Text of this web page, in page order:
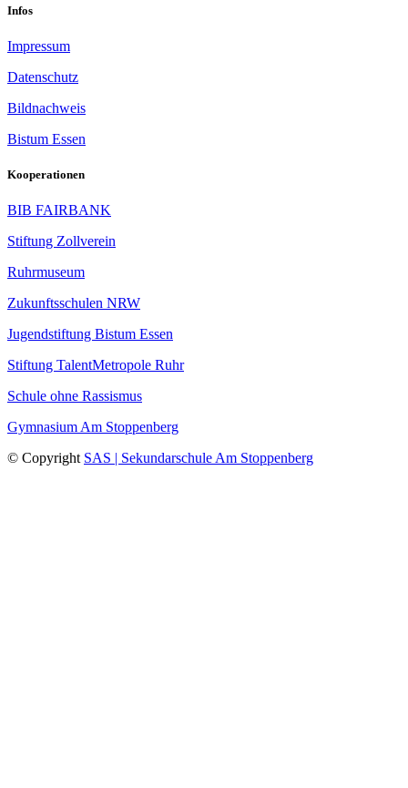
Infos
Impressum
Datenschutz
Bildnachweis
Bistum Essen
Kooperationen
BIB FAIRBANK
Stiftung Zollverein
Ruhrmuseum
Zukunftsschulen NRW
Jugendstiftung Bistum Essen
Stiftung TalentMetropole Ruhr
Schule ohne Rassismus
Gymnasium Am Stoppenberg
© Copyright SAS | Sekundarschule Am Stoppenberg